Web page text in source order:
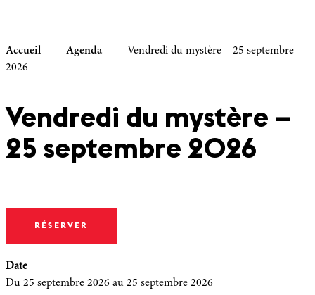
Accueil Agenda
Vendredi du mystère – 25 septembre
2026
Vendredi du mystère –
25 septembre 2026
RÉSERVER
Date
Du 25 septembre 2026 au 25 septembre 2026